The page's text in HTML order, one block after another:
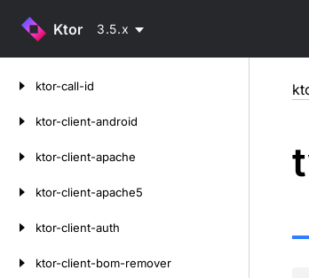
Ktor 3.5.x
ktor-call-id
ktor-client-android
ktor-client-apache
ktor-client-apache5
ktor-client-auth
ktor-client-bom-remover